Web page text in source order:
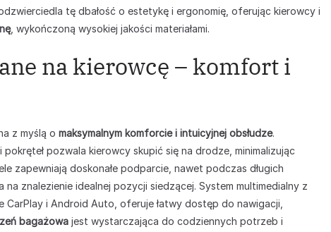
tę dbałość o estetykę i ergonomię, oferując kierowcy i
, wykończoną wysokiej jakości materiałami.
na kierowcę – komfort i
z myślą o maksymalnym komforcie i intuicyjnej obsłudze.
pozwala kierowcy skupić się na drodze, minimalizując
zapewniają doskonałe podparcie, nawet podczas długich
znalezienie idealnej pozycji siedzącej. System multimedialny z
i Android Auto, oferuje łatwy dostęp do nawigacji,
bagażowa jest wystarczająca do codziennych potrzeb i